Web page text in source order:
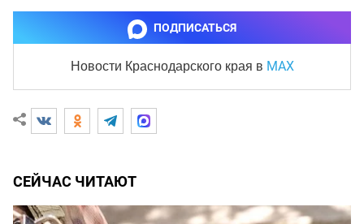
ПОДПИСАТЬСЯ
Новости Краснодарского края в MAX
СЕЙЧАС ЧИТАЮТ